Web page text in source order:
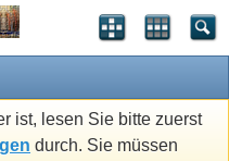
ist, lesen Sie bitte zuerst
durch. Sie müssen